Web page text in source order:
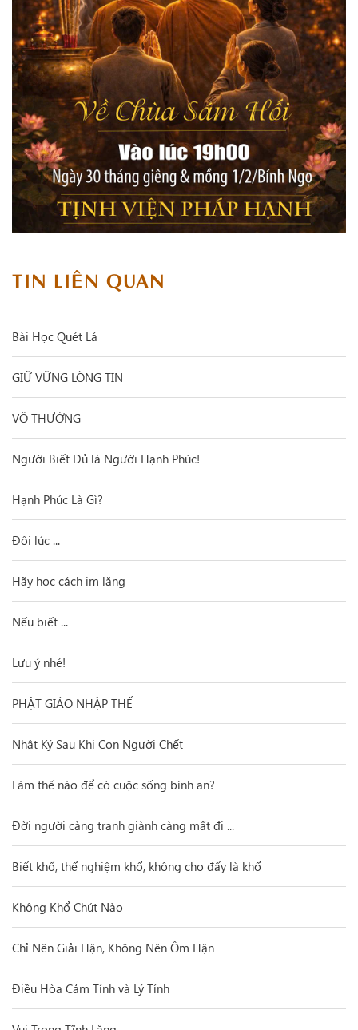
TIN LIÊN QUAN
Bài Học Quét Lá
GIỮ VỮNG LÒNG TIN
VÔ THƯỜNG
Người Biết Đủ là Người Hạnh Phúc!
Hạnh Phúc Là Gì?
Đôi lúc ...
Hãy học cách im lặng
Nếu biết ...
Lưu ý nhé!
PHẬT GIÁO NHẬP THẾ
Nhật Ký Sau Khi Con Người Chết
Làm thế nào để có cuộc sống bình an?
Đời người càng tranh giành càng mất đi ...
Biết khổ, thể nghiệm khổ, không cho đấy là khổ
Không Khổ Chút Nào
Chỉ Nên Giải Hận, Không Nên Ôm Hận
Điều Hòa Cảm Tính và Lý Tính